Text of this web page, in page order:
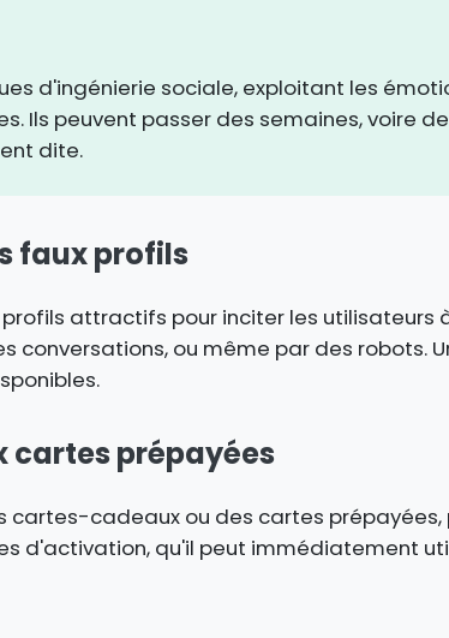
d'ingénierie sociale, exploitant les
Ils peuvent passer des semaines, voire
dite.
faux profils
attractifs pour inciter les utilisateurs
conversations, ou même par des robots.
cartes prépayées
cadeaux ou des cartes
d'activation, qu'il peut immédiatement